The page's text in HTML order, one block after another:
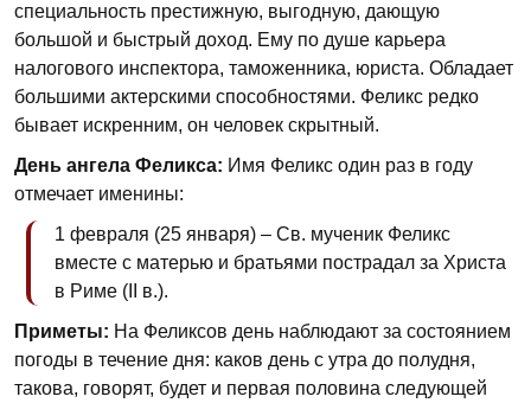
специальность престижную, выгодную, дающую
большой и быстрый доход. Ему по душе карьера
налогового инспектора, таможенника, юриста. Обладает
большими актерскими способностями. Феликс редко
бывает искренним, он человек скрытный.
День ангела Феликса: Имя Феликс один раз в году
отмечает именины:
1 февраля (25 января) – Св. мученик Феликс
вместе с матерью и братьями пострадал за Христа
в Риме (II в.).
Приметы: На Феликсов день наблюдают за состоянием
погоды в течение дня: каков день с утра до полудня,
такова, говорят, будет и первая половина следующей